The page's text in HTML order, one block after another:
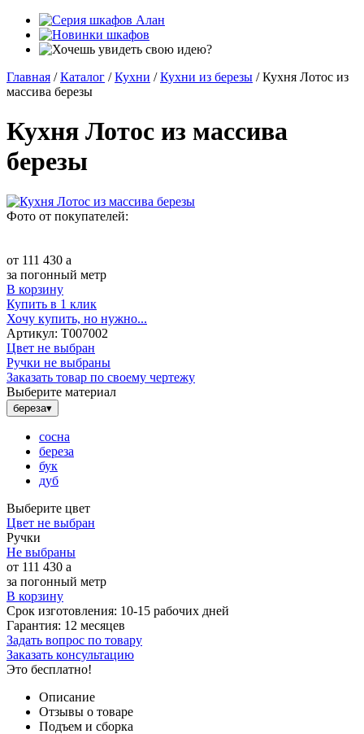
Главная / Каталог / Кухни / Кухни из березы / Кухня Лотос из
массива березы
Кухня Лотос из массива
березы
Фото от покупателей:
от 111 430 a
за погонный метр
В корзину
Купить в 1 клик
Хочу купить, но нужно...
Артикул: Т007002
Цвет не выбран
Ручки не выбраны
Заказать товар по своему чертежу
Выберите материал
береза▾
сосна
береза
бук
дуб
Выберите цвет
Цвет не выбран
Ручки
Не выбраны
от 111 430 a
за погонный метр
В корзину
Срок изготовления: 10-15 рабочих дней
Гарантия: 12 месяцев
Задать вопрос по товару
Заказать консультацию
Это бесплатно!
Описание
Отзывы о товаре
Подъем и сборка